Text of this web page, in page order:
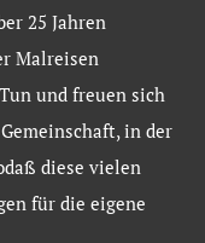
25 Jahren
Malreisen
und freuen sich
in der
diese vielen
für die eigene